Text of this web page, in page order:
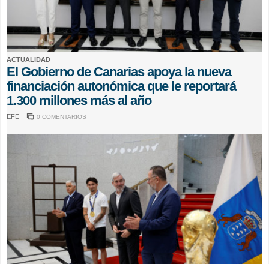
ACTUALIDAD
El Gobierno de Canarias apoya la nueva
financiación autonómica que le reportará
1.300 millones más al año
EFE 0 COMENTARIOS